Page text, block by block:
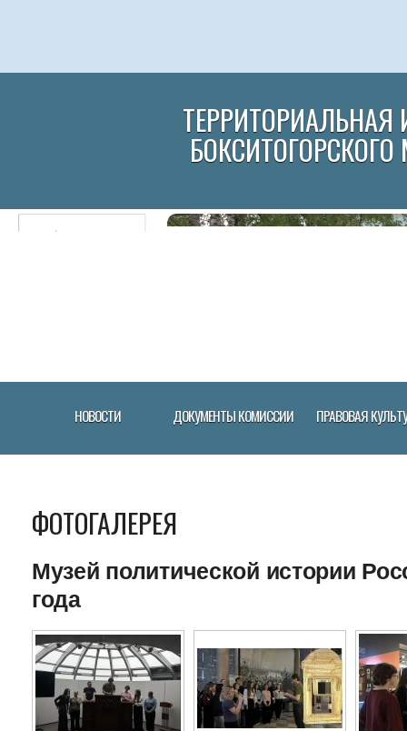
НОВОСТИ ДОКУМЕНТЫ КОМИССИИ ПРАВОВАЯ
ФОТОГАЛЕРЕЯ
Музей политической истории
года